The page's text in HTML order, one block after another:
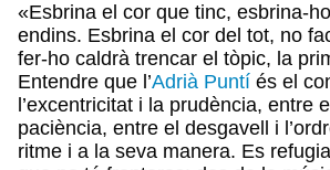
«Esbrina el cor que tinc, esbrina-
endins. Esbrina el cor del tot, no
fer-ho caldrà trencar el tòpic, la
Entendre que l’Adrià Puntí és el
l’excentricitat i la prudència, entre
paciència, entre el desgavell i
ritme i a la seva manera. Es